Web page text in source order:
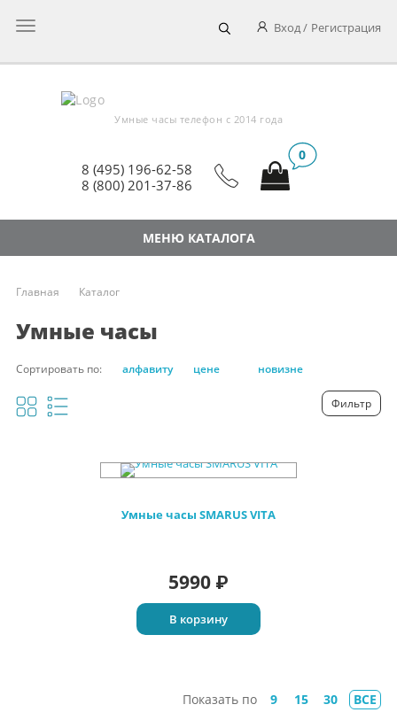
Вход Регистрация
Главное
0
8 (495) 196-62-58
8 (800) 201-37-86
Умные часы телефон c 2014 года
МЕНЮ КАТАЛОГА
Главная Каталог
Умные часы
Сортировать по: алфавиту цене новизне
Фильтр
Умные часы SMARUS VITA
5990 ₽
В корзину
Показать по 9 15 30 ВСЕ